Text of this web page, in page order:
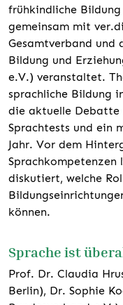
frühkindliche
gemeinsam mit
Gesamtverband und
Bildung und
e.V.) veranstaltet.
sprachliche Bildung
die aktuelle Debatte
Sprachtests und ein
Jahr. Vor dem
diskutiert, welche
können.
Sprache ist
Prof. Dr. Claudia
Berlin), Dr. Sophie